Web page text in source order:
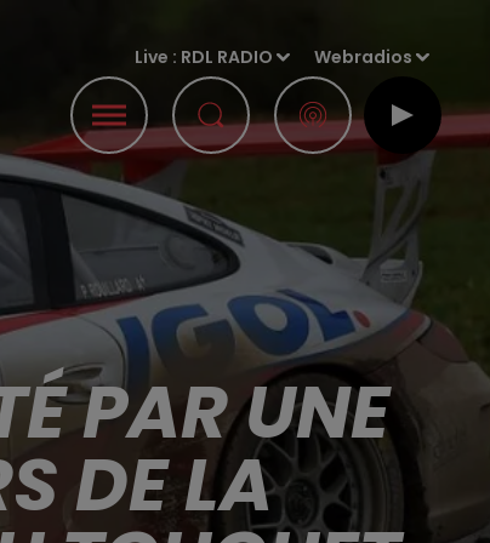
Live : RDL RADIO Webradios
PAR UNE
DE LA